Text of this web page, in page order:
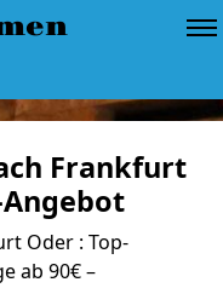
Frankfurt
Oder : Top-
ab 90€ –